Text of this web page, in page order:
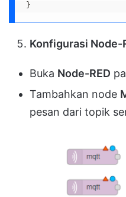
}
Konfigurasi Node-
Buka Node-RED
Tambahkan node
pesan dari topik